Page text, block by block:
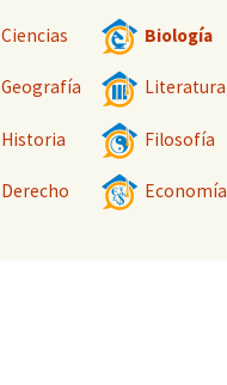
Ciencias Biología
Geografía Literatura
Historia Filosofía
Derecho Economía